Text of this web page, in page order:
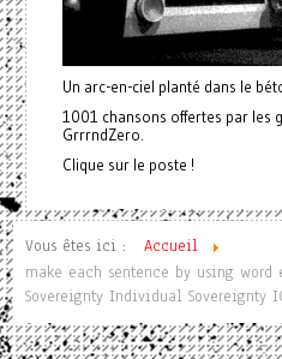
Un arc-en-ciel planté dans le
1001 chansons offertes par les
GrrrndZero.
Clique sur le poste !
Vous êtes ici :
Accueil
make each sentence by using word
Sovereignty Individual Sovereignty